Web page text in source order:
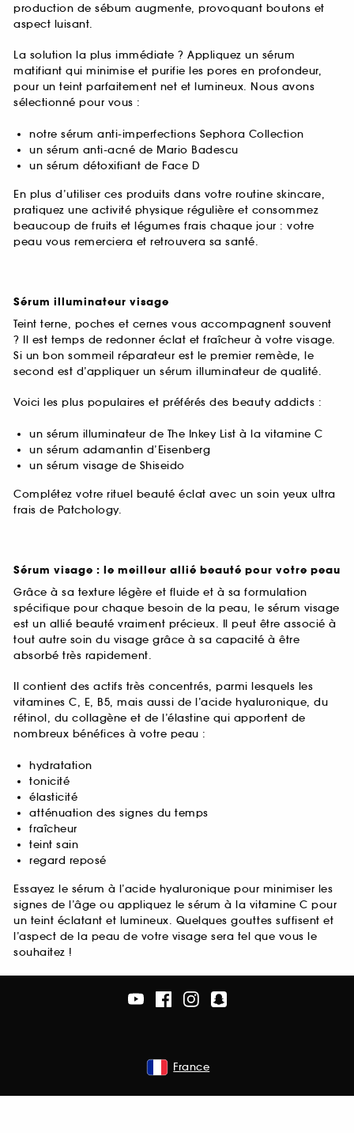
production de sébum augmente, provoquant boutons et
aspect luisant.
La solution la plus immédiate ? Appliquez un sérum
matifiant qui minimise et purifie les pores en profondeur,
pour un teint parfaitement net et lumineux. Nous avons
sélectionné pour vous :
notre sérum anti-imperfections Sephora Collection
un sérum anti-acné de Mario Badescu
un sérum détoxifiant de Face D
En plus d’utiliser ces produits dans votre routine skincare,
pratiquez une activité physique régulière et consommez
beaucoup de fruits et légumes frais chaque jour : votre
peau vous remerciera et retrouvera sa santé.
Sérum illuminateur visage
Teint terne, poches et cernes vous accompagnent souvent
? Il est temps de redonner éclat et fraîcheur à votre visage.
Si un bon sommeil réparateur est le premier remède, le
second est d’appliquer un sérum illuminateur de qualité.
Voici les plus populaires et préférés des beauty addicts :
un sérum illuminateur de The Inkey List à la vitamine C
un sérum adamantin d’Eisenberg
un sérum visage de Shiseido
Complétez votre rituel beauté éclat avec un soin yeux ultra
frais de Patchology.
Sérum visage : le meilleur allié beauté pour votre peau
Grâce à sa texture légère et fluide et à sa formulation
spécifique pour chaque besoin de la peau, le sérum visage
est un allié beauté vraiment précieux. Il peut être associé à
tout autre soin du visage grâce à sa capacité à être
absorbé très rapidement.
Il contient des actifs très concentrés, parmi lesquels les
vitamines C, E, B5, mais aussi de l’acide hyaluronique, du
rétinol, du collagène et de l’élastine qui apportent de
nombreux bénéfices à votre peau :
hydratation
tonicité
élasticité
atténuation des signes du temps
fraîcheur
teint sain
regard reposé
Essayez le sérum à l’acide hyaluronique pour minimiser les
signes de l’âge ou appliquez le sérum à la vitamine C pour
un teint éclatant et lumineux. Quelques gouttes suffisent et
l’aspect de la peau de votre visage sera tel que vous le
souhaitez !
France